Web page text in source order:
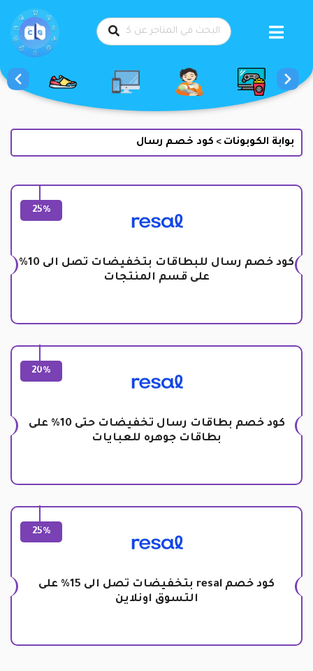
بوابة الكوبونات > كود خصم رسال
25%
كود خصم رسال للبطاقات بتخفيضات تصل الى 10%
على قسم المنتجات
20%
كود خصم بطاقات رسال تخفيضات حتى 10% على
بطاقات جوهره للعبايات
25%
كود خصم resal بتخفيضات تصل الى 15% على
التسوق اونلاين